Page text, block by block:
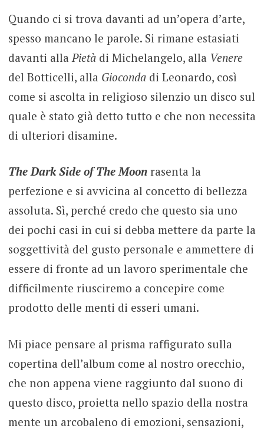
Quando ci si trova davanti ad un’opera d’arte,
spesso mancano le parole. Si rimane estasiati
davanti alla Pietàdi Michelangelo, alla Venere
del Botticelli, alla Giocondadi Leonardo, così
come si ascolta in religioso silenzio un disco sul
quale è stato già detto tutto e che non necessita
di ulteriori disamine.
The Dark Side of The Moonrasenta la
perfezione e si avvicina al concetto di bellezza
assoluta. Sì, perché credo che questo sia uno
dei pochi casi in cui si debba mettere da parte la
soggettività del gusto personale e ammettere di
essere di fronte ad un lavoro sperimentale che
difficilmente riusciremo a concepire come
prodotto delle menti di esseri umani.
Mi piace pensare al prisma raffigurato sulla
copertina dell’album come al nostro orecchio,
che non appena viene raggiunto dal suono di
questo disco, proietta nello spazio della nostra
mente un arcobaleno di emozioni, sensazioni,